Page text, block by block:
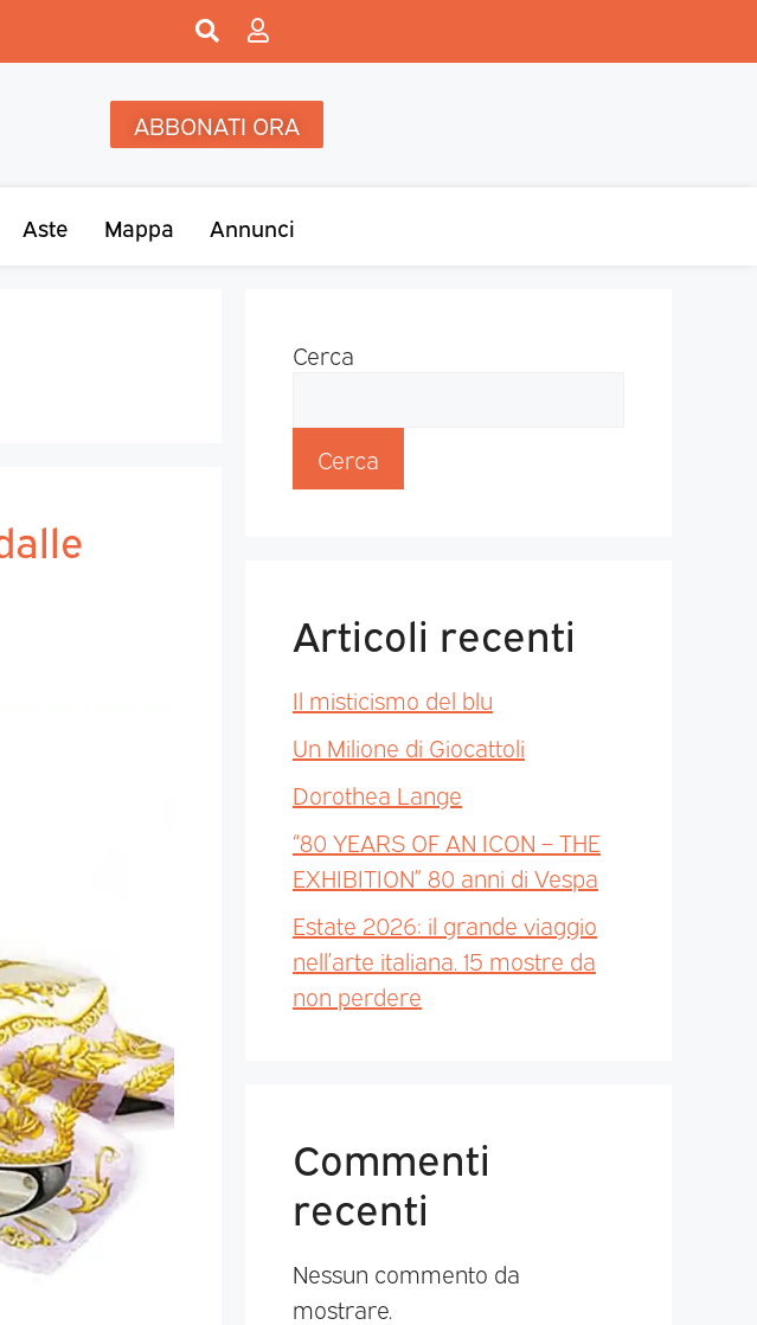
ABBONATI ORA
Aste Mappa Annunci
Cerca
Cerca
Articoli recenti
Il misticismo del blu
Un Milione di Giocattoli
Dorothea Lange
“80 YEARS OF AN ICON – THE
EXHIBITION” 80 anni di Vespa
Estate 2026: il grande viaggio
nell’arte italiana. 15 mostre da
non perdere
Commenti
recenti
Nessun commento da
mostrare.